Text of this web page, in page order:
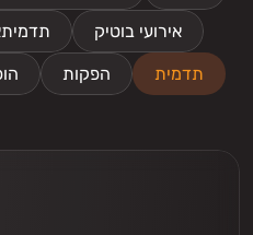
אירועי בוטיק
הפקות תדמית